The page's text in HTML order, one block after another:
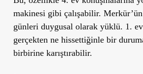
makinesi gibi çalışabilir.
günleri duygusal olarak yüklü. 1.
gerçekten ne hissettiğinle bir duruma
birbirine karıştırabilir.